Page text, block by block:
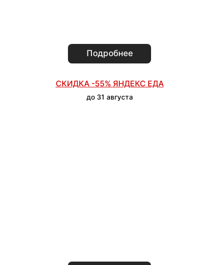
Подробнее
СКИДКА -55% ЯНДЕКС ЕДА
до 31 августа